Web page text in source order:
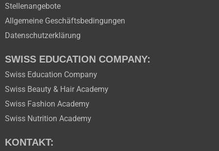
Stellenangebote
Allgemeine Geschäftsbedingungen
Datenschutzerklärung
SWISS EDUCATION COMPANY:
Swiss Education Company
Swiss Beauty & Hair Academy
Swiss Fashion Academy
Swiss Nutrition Academy
KONTAKT: